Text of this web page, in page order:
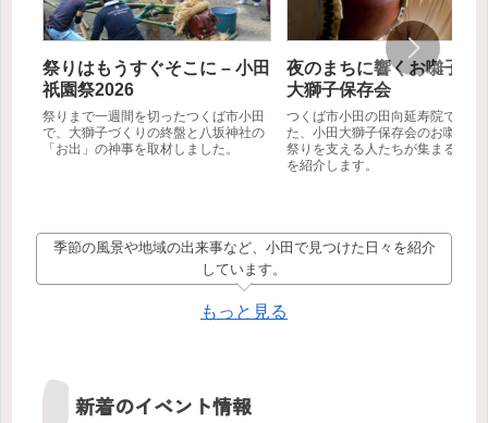
祭りはもうすぐそこに – 小田
祇園祭2026
祭りまで一週間を切ったつくば市小田
で、大獅子づくりの終盤と八坂神社の
「お出」の神事を取材しました。
夜のまちに響くお囃子 –
大獅子保存会
つくば市小田の田向延寿院で行わ
た、小田大獅子保存会のお囃子練
祭りを支える人たちが集まる夏の
を紹介します。
季節の風景や地域の出来事など、小田で見つけた日々を紹介
しています。
もっと見る
新着のイベント情報